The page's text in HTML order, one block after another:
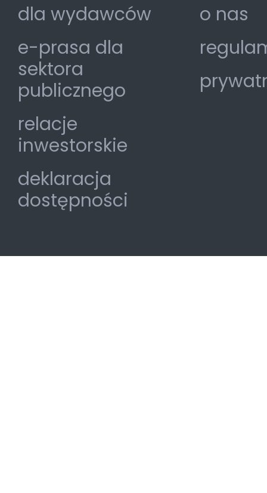
dla wydawców
e-prasa dla
sektora
publicznego
relacje
inwestorskie
deklaracja
dostępności
o nas